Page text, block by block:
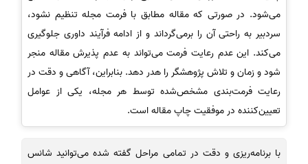
می‌شود. در صورتی که مقاله مطابق با فرمت مجله تنظیم نشود،
سردبیر به راحتی آن را برمی‌گرداند و از ادامه فرآیند داوری جلوگیری
می‌کند. این عدم رعایت فرمت می‌تواند به عدم پذیرش مقاله منجر
شود و زمان و تلاش پژوهشگر را هدر دهد. بنابراین، آگاهی و دقت در
رعایت فرمت‌بندی مشخص‌شده توسط هر مجله، یکی از عوامل
تعیین‌کننده در موفقیت چاپ مقاله است.
با برنامه‌ریزی و دقت در تمامی مراحل گفته شده می‌توانید شانس